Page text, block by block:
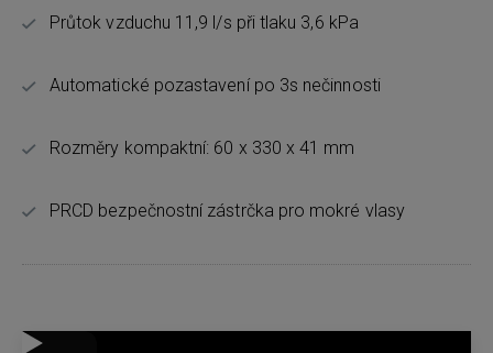
Průtok vzduchu 11,9 l/s při tlaku 3,6 kPa
Automatické pozastavení po 3s nečinnosti
Rozměry kompaktní: 60 x 330 x 41 mm
PRCD bezpečnostní zástrčka pro mokré vlasy